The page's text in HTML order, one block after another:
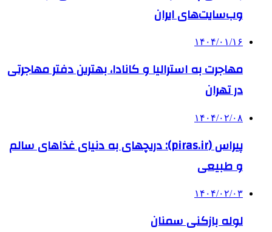
وب‌سایت‌های ایران
۱۴۰۴/۰۱/۱۶
مهاجرت به استرالیا و کانادا، بهترین دفتر مهاجرتی
در تهران
۱۴۰۴/۰۲/۰۸
پیراس (piras.ir): دریچهای به دنیای غذاهای سالم
و طبیعی
۱۴۰۴/۰۲/۰۳
لوله بازکنی سمنان